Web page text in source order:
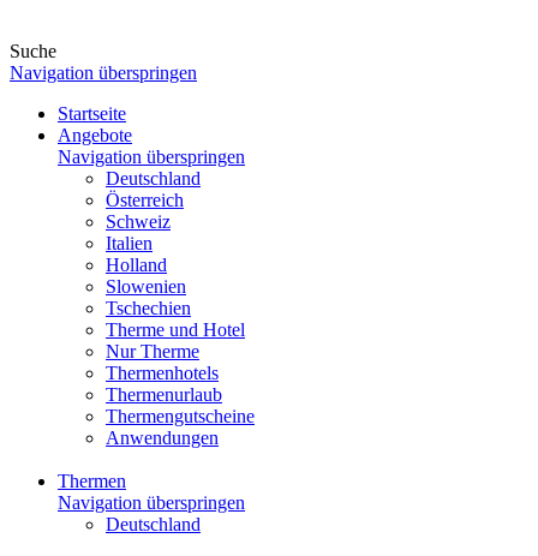
Suche
Navigation überspringen
Startseite
Angebote
Navigation überspringen
Deutschland
Österreich
Schweiz
Italien
Holland
Slowenien
Tschechien
Therme und Hotel
Nur Therme
Thermenhotels
Thermenurlaub
Thermengutscheine
Anwendungen
Thermen
Navigation überspringen
Deutschland